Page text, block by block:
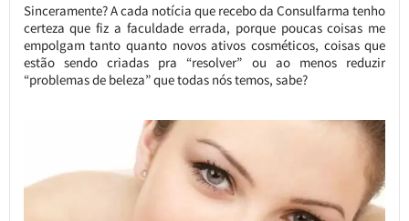
Sinceramente? A cada notícia que recebo da Consulfarma tenho
certeza que fiz a faculdade errada, porque poucas coisas me
empolgam tanto quanto novos ativos cosméticos, coisas que
estão sendo criadas pra “resolver” ou ao menos reduzir
“problemas de beleza” que todas nós temos, sabe?